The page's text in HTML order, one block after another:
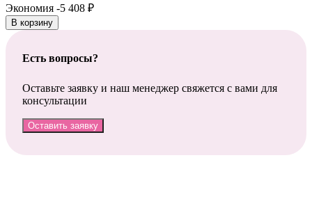
Экономия -5 408 ₽
В корзину
Есть вопросы?
Оставьте заявку и наш менеджер свяжется с вами для
консультации
Оставить заявку